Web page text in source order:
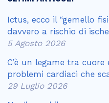
Ictus, ecco il “gemello
davvero a rischio di
5 Agosto 2026
C’è un legame tra cuore
problemi cardiaci che
29 Luglio 2026